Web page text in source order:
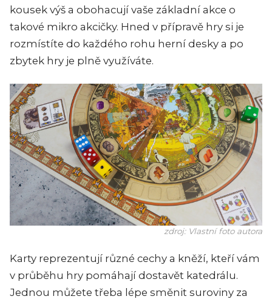
kousek výš a obohacují vaše základní akce o
takové mikro akcičky. Hned v přípravě hry si je
rozmístíte do každého rohu herní desky a po
zbytek hry je plně využíváte.
zdroj: Vlastní foto autora
Karty reprezentují různé cechy a kněží, kteří vám
v průběhu hry pomáhají dostavět katedrálu.
Jednou můžete třeba lépe směnit suroviny za